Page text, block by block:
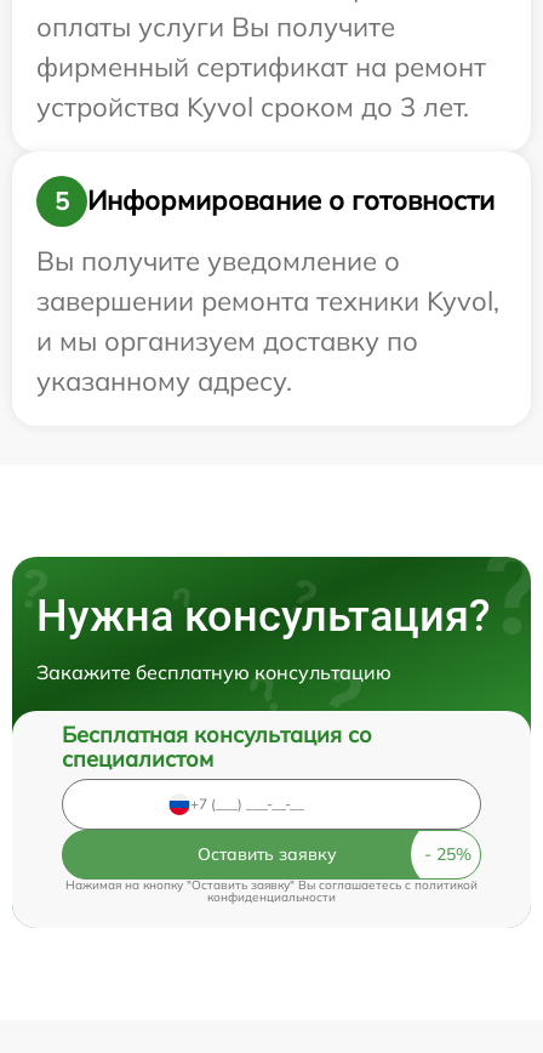
оплаты услуги Вы получите
фирменный сертификат на ремонт
устройства Kyvol сроком до 3 лет.
5
Информирование о готовности
Вы получите уведомление о
завершении ремонта техники Kyvol,
и мы организуем доставку по
указанному адресу.
Нужна консультация?
Закажите бесплатную консультацию
Бесплатная консультация со
специалистом
Оставить заявку
Нажимая на кнопку "Оставить заявку" Вы соглашаетесь cполитикой
конфиденциальности